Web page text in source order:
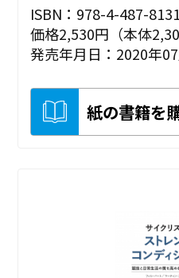
ISBN：978-4-487-
価格2,530円（本体
発売年月日：2020年
紙の書籍を